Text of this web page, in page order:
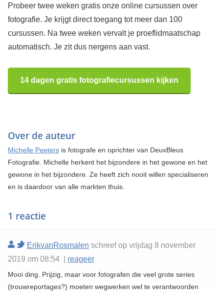
Probeer twee weken gratis onze online cursussen over
fotografie. Je krijgt direct toegang tot meer dan 100
cursussen. Na twee weken vervalt je proeflidmaatschap
automatisch. Je zit dus nergens aan vast.
14 dagen gratis fotografiecursussen kijken
Over de auteur
Michelle Peetersis fotografe en oprichter van DeuxBleus
Fotografie. Michelle herkent het bijzondere in het gewone en het
gewone in het bijzondere. Ze heeft zich nooit willen specialiseren
en is daardoor van alle markten thuis.
1 reactie
ErikvanRosmalen schreef op vrijdag 8 november
2019 om 08:54 | reageer
Mooi ding. Prijzig, maar voor fotografen die veel grote series
(trouwreportages?) moeten wegwerken wel te verantwoorden